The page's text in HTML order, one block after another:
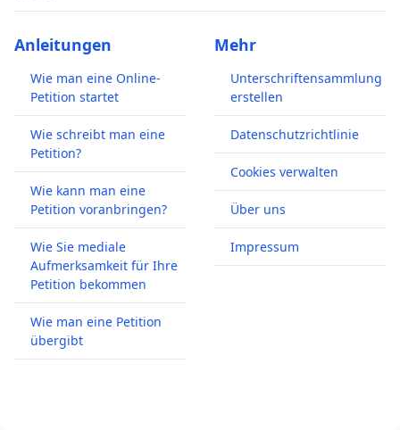
Anleitungen
Wie man eine Online-
Petition startet
Wie schreibt man eine
Petition?
Wie kann man eine
Petition voranbringen?
Wie Sie mediale
Aufmerksamkeit für Ihre
Petition bekommen
Wie man eine Petition
übergibt
Mehr
Unterschriftensammlung
erstellen
Datenschutzrichtlinie
Cookies verwalten
Über uns
Impressum